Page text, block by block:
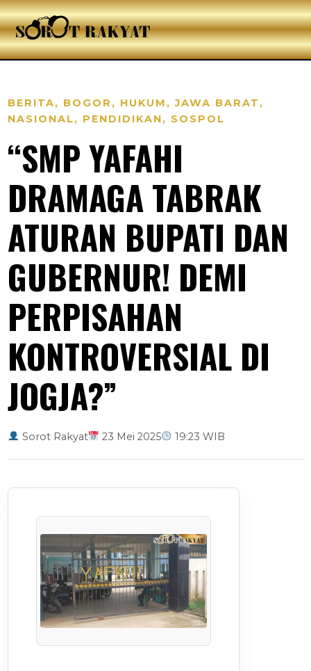
BERITA, BOGOR , HUKUM ,JAWA BARAT ,
NASIONAL, PENDIDIKAN, SOSPOL
“SMP YAFAHI
DRAMAGA TABRAK
ATURAN BUPATI DAN
GUBERNUR! DEMI
PERPISAHAN
KONTROVERSIAL DI
JOGJA?”
Sorot Rakyat 23 Mei 2025 19:23 WIB